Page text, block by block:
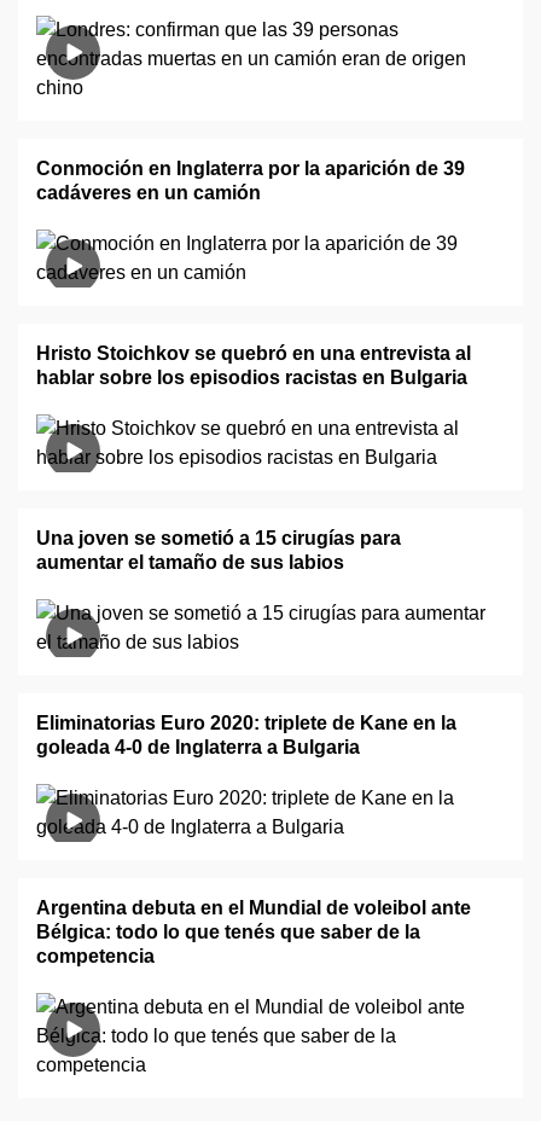
Conmoción en Inglaterra por la aparición de 39
cadáveres en un camión
Hristo Stoichkov se quebró en una entrevista al
hablar sobre los episodios racistas en Bulgaria
Una joven se sometió a 15 cirugías para
aumentar el tamaño de sus labios
Eliminatorias Euro 2020: triplete de Kane en la
goleada 4-0 de Inglaterra a Bulgaria
Argentina debuta en el Mundial de voleibol ante
Bélgica: todo lo que tenés que saber de la
competencia